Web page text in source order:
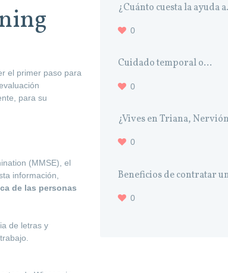
el primer paso para
para su
(MMSE), el
información,
de las personas
de letras y
¿Cuánto cuesta la ayuda
0
Cuidado temporal o...
0
¿Vives en Triana,
0
Beneficios de contratar
0